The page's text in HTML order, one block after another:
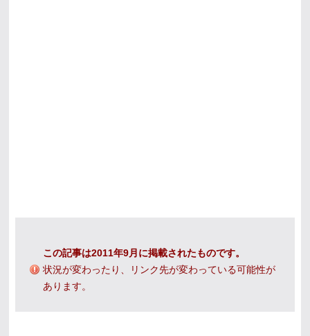
この記事は2011年9月に掲載されたものです。
状況が変わったり、リンク先が変わっている可能性が
あります。